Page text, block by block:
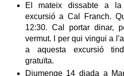
El mateix dissabte a
excursió a Cal Franch.
12:30. Cal portar dinar,
vermut.
I per qui vingui a
a aquesta excursió
gratuïta.
Diumenge 14 diada a